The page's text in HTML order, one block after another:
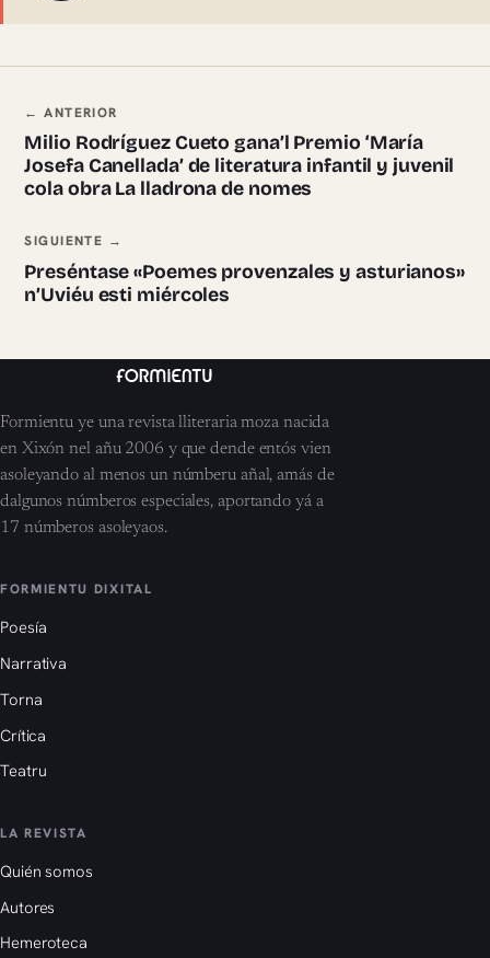
Navegación ente pieces
← ANTERIOR
Milio Rodríguez Cueto gana’l Premio ‘María
Josefa Canellada’ de literatura infantil y juvenil
cola obra La lladrona de nomes
SIGUIENTE →
Preséntase «Poemes provenzales y asturianos»
n’Uviéu esti miércoles
Formientu ye una revista lliteraria moza nacida
en Xixón nel añu 2006 y que dende entós vien
asoleyando al menos un númberu añal, amás de
dalgunos númberos especiales, aportando yá a
17 númberos asoleyaos.
FORMIENTU DIXITAL
Poesía
Narrativa
Torna
Crítica
Teatru
LA REVISTA
Quién somos
Autores
Hemeroteca